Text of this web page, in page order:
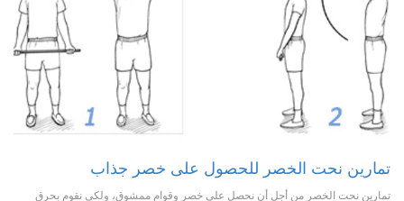
تمارين نحت الخصر للحصول على خصر جذاب
تمارين نحت الخصر من أجل أن نحصل على خصر وقوام ممشوق، ولكى نقوم بحرق